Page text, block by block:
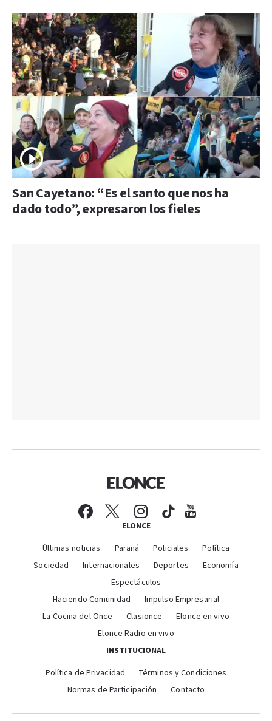
San Cayetano: “Es el santo que nos ha
dado todo”, expresaron los fieles
ELONCE
Últimas noticias Paraná Policiales
Política
Sociedad
Internacionales Deportes
Economía
Espectáculos
Haciendo Comunidad
Impulso Empresarial
La Cocina del Once
Clasionce
Elonce en vivo
Elonce Radio en vivo
INSTITUCIONAL
Política de Privacidad
Términos y Condiciones
Normas de Participación
Contacto